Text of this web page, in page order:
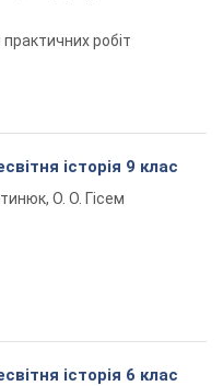
робіт
історія 9 клас
О. О. Гісем
історія 6 клас